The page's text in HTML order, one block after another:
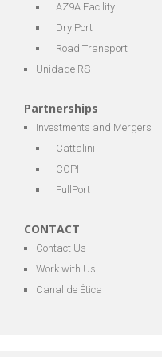
AZ9A Facility
Dry Port
Road Transport
Unidade RS
Partnerships
Investments and Mergers
Cattalini
COPI
FullPort
CONTACT
Contact Us
Work with Us
Canal de Ética